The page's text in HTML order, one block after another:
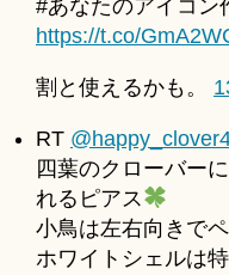
#あなたのアイコン
https://t.co/
割と使えるかも。
RT
四葉のクローバー
れるピアス
小鳥は左右向きで
ホワイトシェルは